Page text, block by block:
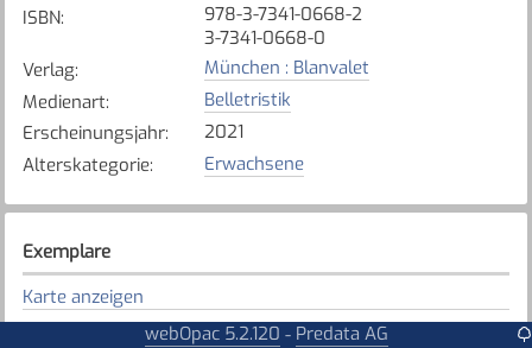
ISBN:
978-3-7341-0668-2
3-7341-0668-0
Verlag:
München : Blanvalet
Medienart:
Belletristik
Erscheinungsjahr:
2021
Alterskategorie: Erwachsene
Exemplare
Karte anzeigen
Tafers - St. Antoni - Alterswil
webOpac 5.2.120 - Predata AG